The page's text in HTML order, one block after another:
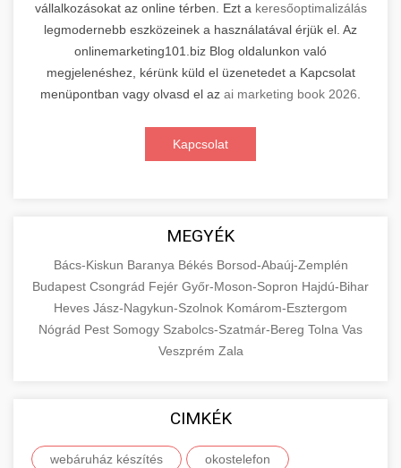
vállalkozásokat az online térben. Ezt a keresőoptimalizálás
legmodernebb eszközeinek a használatával érjük el. Az
onlinemarketing101.biz Blog oldalunkon való
megjelenéshez, kérünk küld el üzenetedet a Kapcsolat
menüpontban vagy olvasd el az ai marketing book 2026
Kapcsolat
MEGYÉK
Bács-Kiskun Baranya Békés Borsod-Abaúj-Zemplén
Budapest Csongrád Fejér Győr-Moson-Sopron Hajdú-Bihar
Heves Jász-Nagykun-Szolnok Komárom-Esztergom
Nógrád Pest Somogy Szabolcs-Szatmár-Bereg Tolna Vas
Veszprém Zala
CIMKÉK
webáruház készítés okostelefon